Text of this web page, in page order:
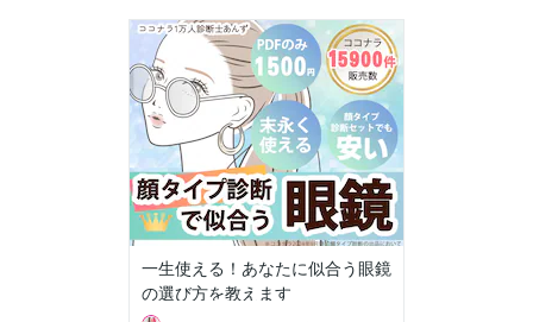
一生使える！あなたに似合う眼鏡
の選び方を教えます